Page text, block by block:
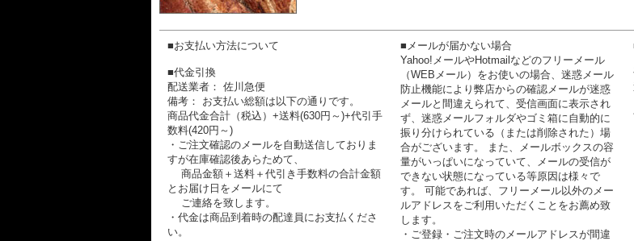
■お支払い方法について
■代金引換
配送業者： 佐川急便
備考： お支払い総額は以下の通りです。
商品代金合計（税込）+送料(630円～)+代引手
数料(420円～)
・ご注文確認のメールを自動送信しておりま
すが在庫確認後あらためて、
商品金額＋送料＋代引き手数料の合計金額
とお届け日をメールにて
ご連絡を致します。
・代金は商品到着時の配達員にお支払くださ
い。
■メールが届かない場合
Yahoo!メールやHotmailなどのフリーメール
（WEBメール）をお使いの場合、迷惑メール
防止機能により弊店からの確認メールが迷惑
メールと間違えられて、受信画面に表示され
ず、迷惑メールフォルダやゴミ箱に自動的に
振り分けられている（または削除された）場
合がございます。 また、メールボックスの容
量がいっぱいになっていて、メールの受信が
できない状態になっている等原因は様々で
す。 可能であれば、フリーメール以外のメー
ルアドレスをご利用いただくことをお薦め致
します。
・ご登録・ご注文時のメールアドレスが間違